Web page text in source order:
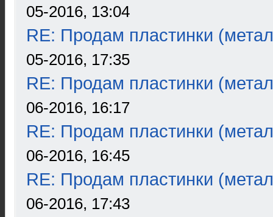
05-2016, 13:04
RE: Продам пластинки
05-2016, 17:35
RE: Продам пластинки
06-2016, 16:17
RE: Продам пластинки
06-2016, 16:45
RE: Продам пластинки
06-2016, 17:43